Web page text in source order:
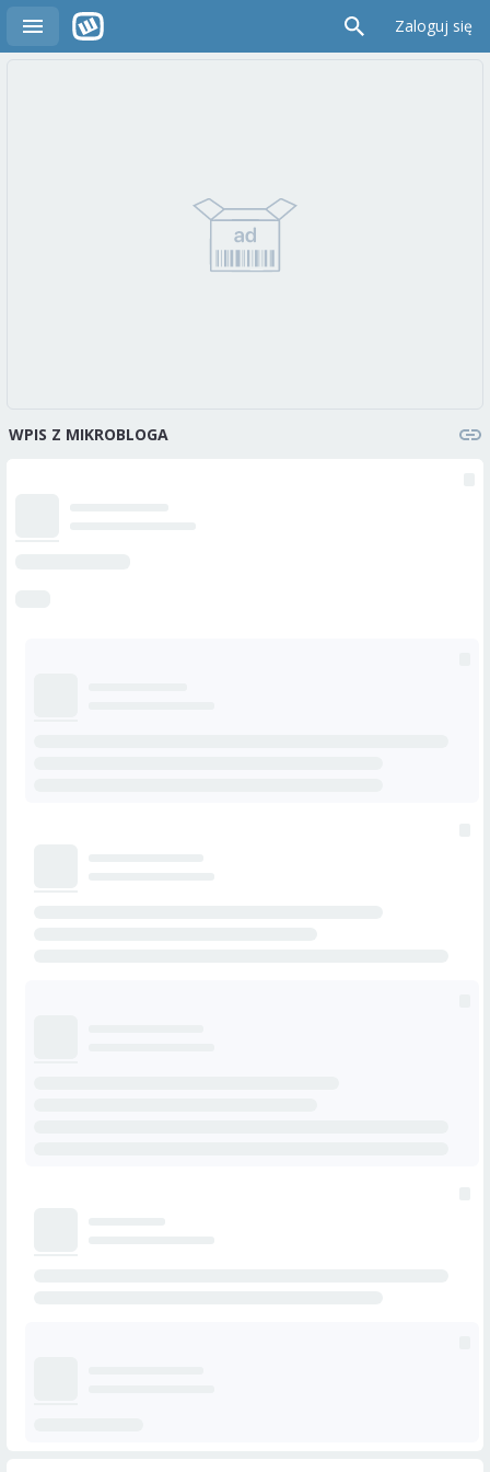
Zaloguj się
WPIS Z MIKROBLOGA